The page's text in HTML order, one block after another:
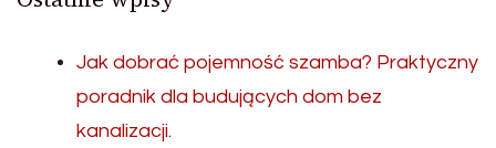
Jak dobrać pojemność szamba? Praktyczny
poradnik dla budujących dom bez
kanalizacji.